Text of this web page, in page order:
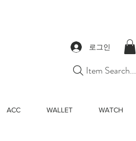
로그인
Item Search...
ACC WALLET WATCH